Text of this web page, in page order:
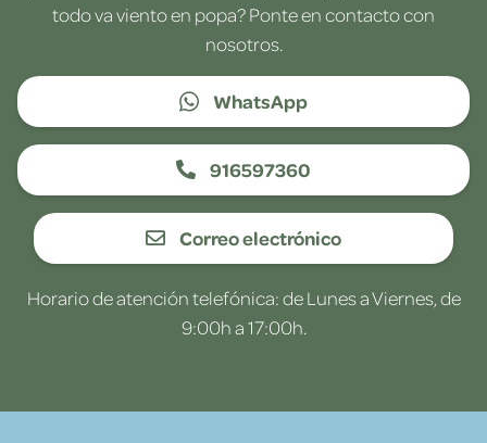
todo va viento en popa? Ponte en contacto con
nosotros.
WhatsApp
916597360
Correo electrónico
Horario de atención telefónica: de Lunes a Viernes, de
9:00h a 17:00h.